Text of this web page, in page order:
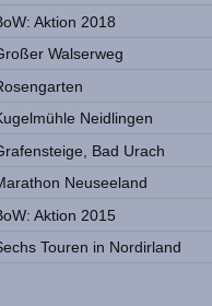
Aktion 2018
Walserweg
Neidlingen
Bad Urach
Neuseeland
Aktion 2015
Touren in Nordirland